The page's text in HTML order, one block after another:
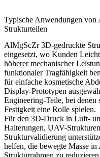
Typische Anwendungen
Strukturteilen
AlMgScZr 3D-gedruckte
eingesetzt, wo Kunden
höherer mechanischer
funktionaler Tragfähigkeit
für einfache kosmetische
Display-Prototypen
Engineering-Teile, bei denen
Festigkeit eine Rolle spielen.
Für den 3D-Druck in Luft-
Halterungen, UAV-
Strukturvalidierung
helfen, die bewegte Masse
Strukturrahmen zu reduzieren.